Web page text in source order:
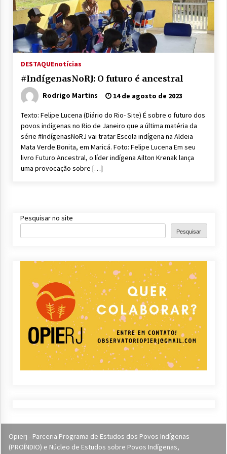
DESTAQUEnotícias
#IndígenasNoRJ: O futuro é ancestral
Rodrigo Martins 14 de agosto de 2023
Texto: Felipe Lucena (Diário do Rio- Site) É sobre o futuro dos
povos indígenas no Rio de Janeiro que a última matéria da
série #IndígenasNoRJ vai tratar Escola indígena na Aldeia
Mata Verde Bonita, em Maricá. Foto: Felipe Lucena Em seu
livro Futuro Ancestral, o líder indígena Ailton Krenak lança
uma provocação sobre […]
Pesquisar no site
Pesquisar
Opierj - Parceria Programa de Estudos dos Povos Indígenas
(PROÍNDIO) e Núcleo de Estudos sobre Povos Indígenas,